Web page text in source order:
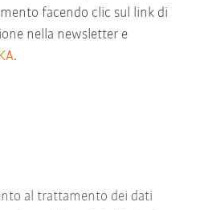
facendo clic sul link di
nella newsletter e
.
al trattamento dei dati